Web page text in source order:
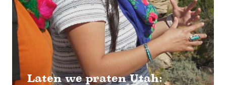
Laten we praten Utah: